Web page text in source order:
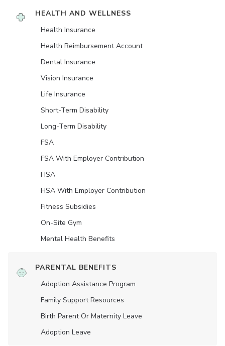
HEALTH AND WELLNESS
Health Insurance
Health Reimbursement Account
Dental Insurance
Vision Insurance
Life Insurance
Short-Term Disability
Long-Term Disability
FSA
FSA With Employer Contribution
HSA
HSA With Employer Contribution
Fitness Subsidies
On-Site Gym
Mental Health Benefits
PARENTAL BENEFITS
Adoption Assistance Program
Family Support Resources
Birth Parent Or Maternity Leave
Adoption Leave